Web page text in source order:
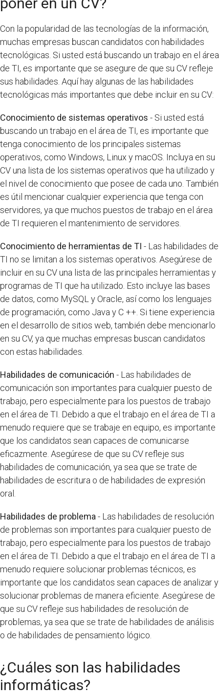
Con la popularidad de las tecnologías de la información,
muchas empresas buscan candidatos con habilidades
tecnológicas. Si usted está buscando un trabajo en el área
de TI, es importante que se asegure de que su CV refleje
sus habilidades. Aquí hay algunas de las habilidades
tecnológicas más importantes que debe incluir en su CV:
Conocimiento de sistemas operativos - Si usted está
buscando un trabajo en el área de TI, es importante que
tenga conocimiento de los principales sistemas
operativos, como Windows, Linux y macOS. Incluya en su
CV una lista de los sistemas operativos que ha utilizado y
el nivel de conocimiento que posee de cada uno. También
es útil mencionar cualquier experiencia que tenga con
servidores, ya que muchos puestos de trabajo en el área
de TI requieren el mantenimiento de servidores.
Conocimiento de herramientas de TI - Las habilidades de
TI no se limitan a los sistemas operativos. Asegúrese de
incluir en su CV una lista de las principales herramientas y
programas de TI que ha utilizado. Esto incluye las bases
de datos, como MySQL y Oracle, así como los lenguajes
de programación, como Java y C ++. Si tiene experiencia
en el desarrollo de sitios web, también debe mencionarlo
en su CV, ya que muchas empresas buscan candidatos
con estas habilidades.
Habilidades de comunicación - Las habilidades de
comunicación son importantes para cualquier puesto de
trabajo, pero especialmente para los puestos de trabajo
en el área de TI. Debido a que el trabajo en el área de TI a
menudo requiere que se trabaje en equipo, es importante
que los candidatos sean capaces de comunicarse
eficazmente. Asegúrese de que su CV refleje sus
habilidades de comunicación, ya sea que se trate de
habilidades de escritura o de habilidades de expresión
oral.
Habilidades de problema - Las habilidades de resolución
de problemas son importantes para cualquier puesto de
trabajo, pero especialmente para los puestos de trabajo
en el área de TI. Debido a que el trabajo en el área de TI a
menudo requiere solucionar problemas técnicos, es
importante que los candidatos sean capaces de analizar y
solucionar problemas de manera eficiente. Asegúrese de
que su CV refleje sus habilidades de resolución de
problemas, ya sea que se trate de habilidades de análisis
o de habilidades de pensamiento lógico.
¿Cuáles son las habilidades
informáticas?